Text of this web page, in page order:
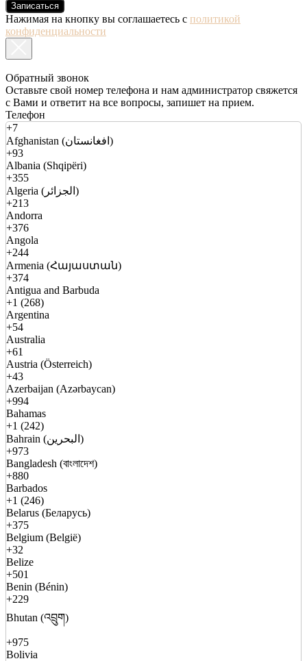
Записаться
Нажимая на кнопку вы соглашаетесь с политикой
конфиденциальности
Обратный звонок
Оставьте свой номер телефона и нам администратор свяжется
с Вами и ответит на все вопросы, запишет на прием.
Телефон
+7
Afghanistan (افغانستان)
+93
Albania (Shqipëri)
+355
Algeria (الجزائر)
+213
Andorra
+376
Angola
+244
Armenia (Հայաստան)
+374
Antigua and Barbuda
+1 (268)
Argentina
+54
Australia
+61
Austria (Österreich)
+43
Azerbaijan (Azərbaycan)
+994
Bahamas
+1 (242)
Bahrain (البحرين)
+973
Bangladesh (বাংলাদেশ)
+880
Barbados
+1 (246)
Belarus (Беларусь)
+375
Belgium (België)
+32
Belize
+501
Benin (Bénin)
+229
Bhutan (འབྲུག)
+975
Bolivia